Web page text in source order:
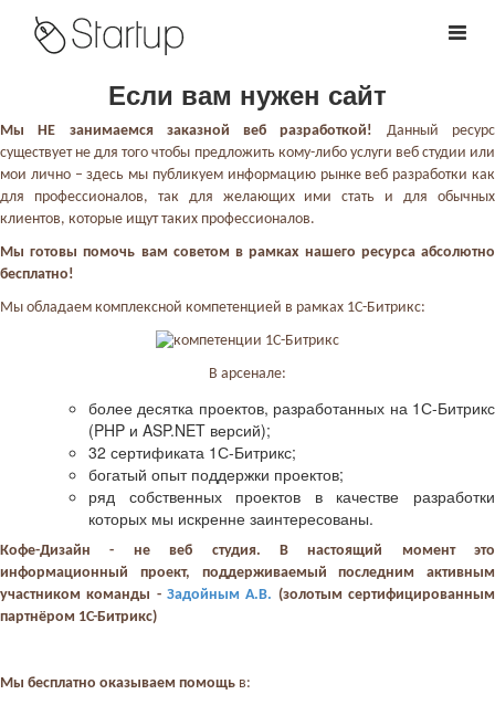
Если вам нужен сайт
Мы НЕ занимаемся заказной веб разработкой! Данный ресурс
существует не для того чтобы предложить кому-либо услуги веб студии или
мои лично – здесь мы публикуем информацию рынке веб разработки как
для профессионалов, так для желающих ими стать и для обычных
клиентов, которые ищут таких профессионалов.
Мы готовы помочь вам советом в рамках нашего ресурса абсолютно
бесплатно!
Мы обладаем комплексной компетенцией в рамках 1С-Битрикс:
В арсенале:
более десятка проектов, разработанных на 1С-Битрикс
(PHP и ASP.NET версий);
32 сертификата 1С-Битрикс;
богатый опыт поддержки проектов;
ряд собственных проектов в качестве разработки
которых мы искренне заинтересованы.
Кофе-Дизайн - не веб студия. В настоящий момент это
информационный проект, поддерживаемый последним активным
участником команды - Задойным А.В. (золотым сертифицированным
партнёром 1С-Битрикс)
Мы бесплатно оказываем помощь в: